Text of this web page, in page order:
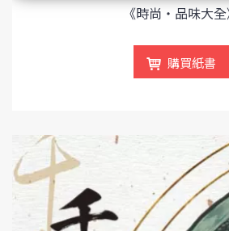
《時尚‧品味大全
購買紙書